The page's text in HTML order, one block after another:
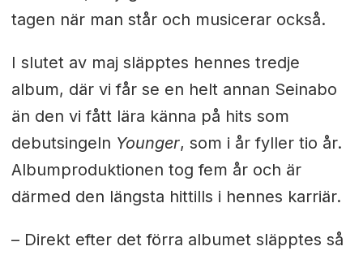
tagen när man står och musicerar också.
I slutet av maj släpptes hennes tredje
album, där vi får se en helt annan Seinabo
än den vi fått lära känna på hits som
debutsingeln Younger, som i år fyller tio år.
Albumproduktionen tog fem år och är
därmed den längsta hittills i hennes karriär.
– Direkt efter det förra albumet släpptes så